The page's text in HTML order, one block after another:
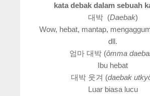
kata debak dalam sebuah
대박 (Daebak)
Wow, hebat, mantap,
dll.
엄마 대박 (ȏmma
Ibu hebat
대박 웃겨 (daebak utky
Luar biasa lucu